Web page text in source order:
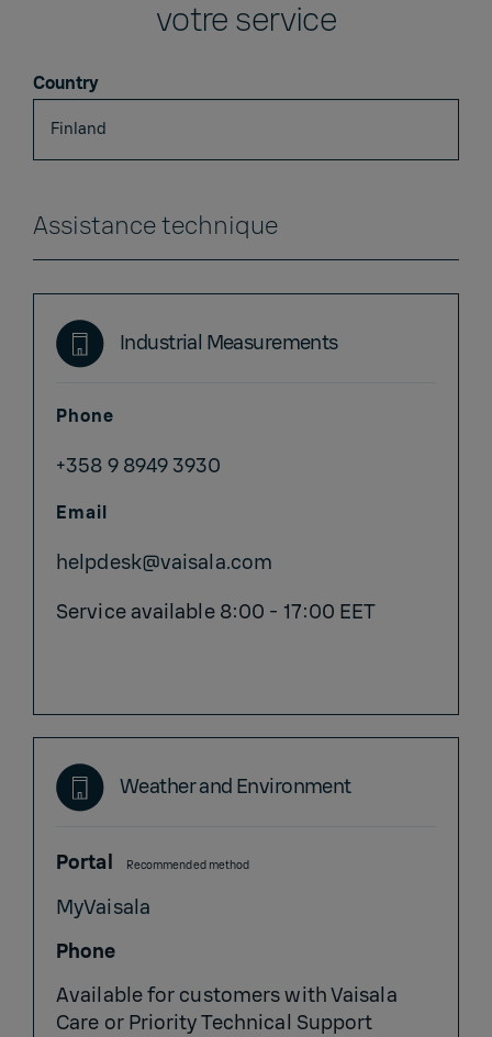
votre service
Country
Assistance technique
Industrial Measurements
Phone
+358 9 8949 3930
Email
helpdesk@vaisala.com
Service available 8:00 - 17:00 EET
Weather and Environment
Portal Recommended method
MyVaisala
Phone
Available for customers with Vaisala
Care or Priority Technical Support